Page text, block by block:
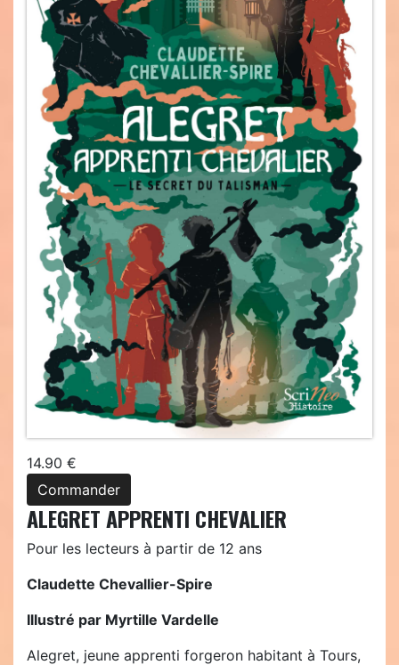
14.90 €
Commander
ALEGRET APPRENTI CHEVALIER
Pour les lecteurs à partir de 12 ans
Claudette Chevallier-Spire
Illustré par Myrtille Vardelle
Alegret, jeune apprenti forgeron habitant à Tours,